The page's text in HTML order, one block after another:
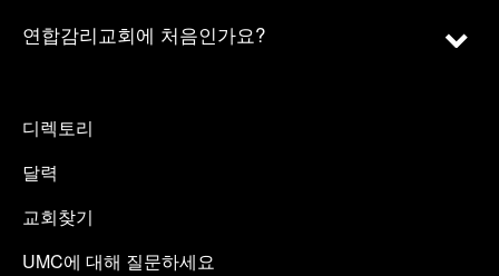
연합감리교회에 처음인가요?
디렉토리
달력
교회찾기
UMC에 대해 질문하세요